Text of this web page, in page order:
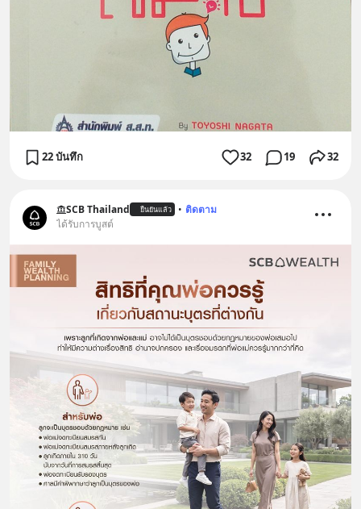
22 บันทึก 32 19 32
SCB Thailand ยืนยันแล้ว • ติดตาม
ได้รับการบูสต์